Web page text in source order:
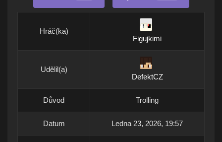
Hráč(ka)
Figujkimi
Udělil(a)
DefektCZ
Důvod Trolling
Datum Ledna 23, 2026, 19:57